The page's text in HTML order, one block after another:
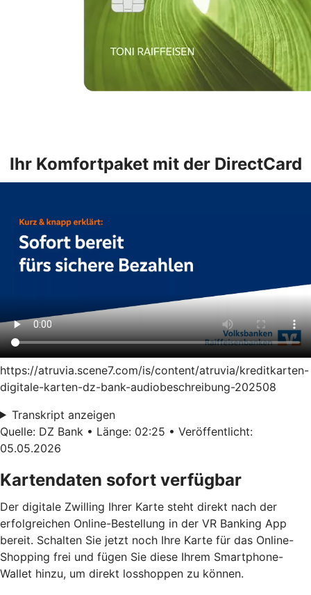
Ihr Komfortpaket mit der DirectCard
https://atruvia.scene7.com/is/content/atruvia/kreditkarten-
digitale-karten-dz-bank-audiobeschreibung-202508
Transkript anzeigen
Quelle: DZ Bank • Länge: 02:25 • Veröffentlicht:
05.05.2026
Kartendaten sofort verfügbar
Der digitale Zwilling Ihrer Karte steht direkt nach der
erfolgreichen Online-Bestellung in der VR Banking App
bereit. Schalten Sie jetzt noch Ihre Karte für das Online-
Shopping frei und fügen Sie diese Ihrem Smartphone-
Wallet hinzu, um direkt losshoppen zu können.